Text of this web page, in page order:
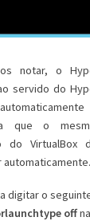
notar, o
servido do
que o
do VirtualBox
automaticamente.
digitar o
off